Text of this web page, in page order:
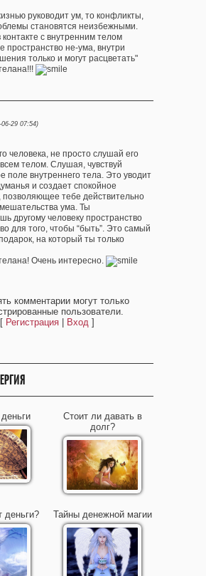
руководит ум, то конфликты,
становятся неизбежными.
с внутренним телом
пространство не-ума, внутри
только и могут расцветать"
06-29 07:54)
человека, не просто слушай его
телом. Слушая, чувствуй
поле внутреннего тела. Это уводит
и создает спокойное
позволяющее тебе действительно
ума. Ты
другому человеку пространство
для того, чтобы “быть”. Это самый
на который ты только
Очень интересно.
комментарии могут только
пользователи.
[ Регистрация| Вход]
Стоит ли давать в
долг?
деньги? Тайны денежной магии